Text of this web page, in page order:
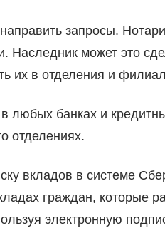
запросы.
Наследник может это
их в отделения и
любых банках и
отделениях.
вкладов в системе
граждан, которые
электронную